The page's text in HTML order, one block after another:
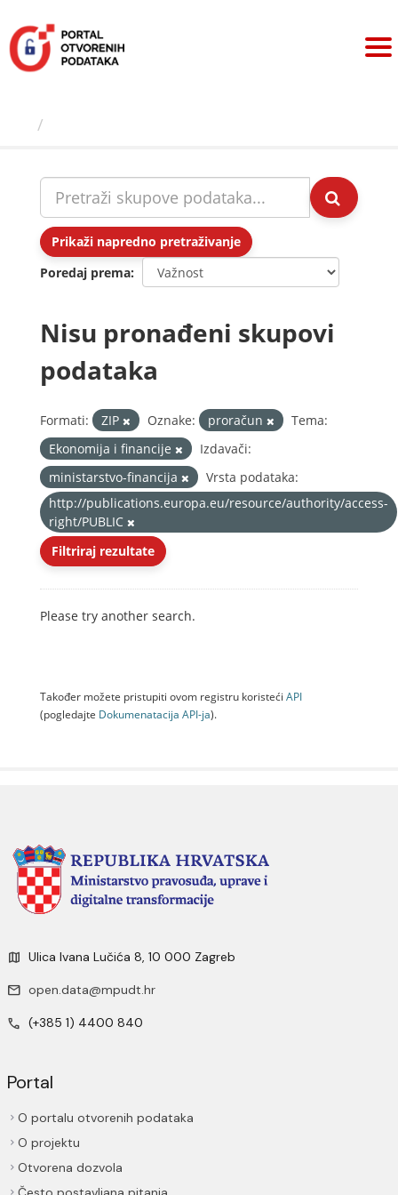
sadržaj
Prikaži napredno pretraživanje
Poredaj prema
Nisu pronađeni skupovi
podataka
Formati: ZIP Oznake: proračun
Tema:
Ekonomija i financije
Izdavači:
ministarstvo-financija
Vrsta podataka:
http://publications.europa.eu/resource/authority/access-
right/PUBLIC
Filtriraj rezultate
Please try another search.
Također možete pristupiti ovom registru koristeći API
(pogledajte Dokumenаtаcijа API-jа).